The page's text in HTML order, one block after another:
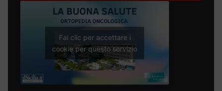
Fai clic per accettare i
cookie per questo servizio